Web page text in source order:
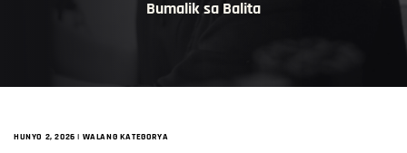
Bumalik sa Balita
HUNYO 2, 2026 | WALANG KATEGORYA